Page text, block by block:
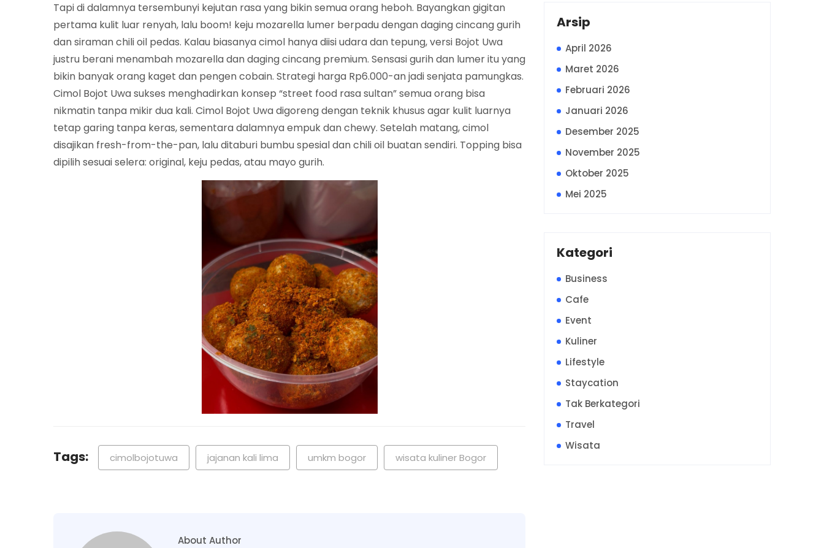
Tapi di dalamnya tersembunyi kejutan rasa yang bikin semua orang heboh. Bayangkan gigitan
pertama kulit luar renyah, lalu boom! keju mozarella lumer berpadu dengan daging cincang gurih
dan siraman chili oil pedas. Kalau biasanya cimol hanya diisi udara dan tepung, versi Bojot Uwa
justru berani menambah mozarella dan daging cincang premium. Sensasi gurih dan lumer itu yang
bikin banyak orang kaget dan pengen cobain. Strategi harga Rp6.000-an jadi senjata pamungkas.
Cimol Bojot Uwa sukses menghadirkan konsep “street food rasa sultan” semua orang bisa
nikmatin tanpa mikir dua kali. Cimol Bojot Uwa digoreng dengan teknik khusus agar kulit luarnya
tetap garing tanpa keras, sementara dalamnya empuk dan chewy. Setelah matang, cimol
disajikan fresh-from-the-pan, lalu ditaburi bumbu spesial dan chili oil buatan sendiri. Topping bisa
dipilih sesuai selera: original, keju pedas, atau mayo gurih.
Tags: cimolbojotuwa jajanan kali lima umkm bogor wisata kuliner Bogor
About Author
Arsip
April 2026
Maret 2026
Februari 2026
Januari 2026
Desember 2025
November 2025
Oktober 2025
Mei 2025
Kategori
Business
Cafe
Event
Kuliner
Lifestyle
Staycation
Tak Berkategori
Travel
Wisata